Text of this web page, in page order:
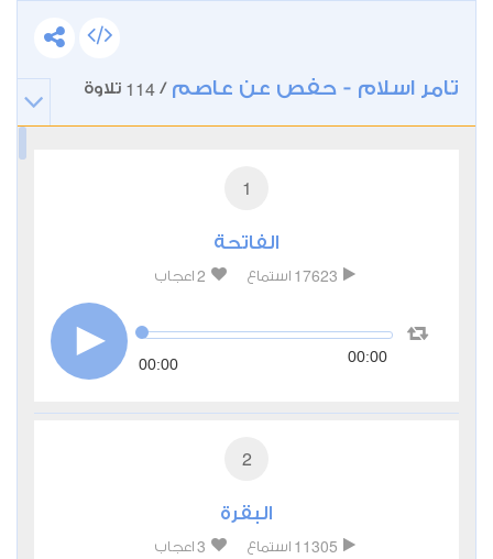
تامر اسلام - حفص عن عاصم /
114 تلاوة
1
الفاتحة
17623 استماع 2 اعجاب
00:00 00:00
2
البقرة
11305 استماع 3 اعجاب